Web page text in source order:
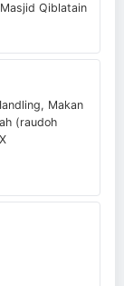
Qiblatain
Makan
(raudoh